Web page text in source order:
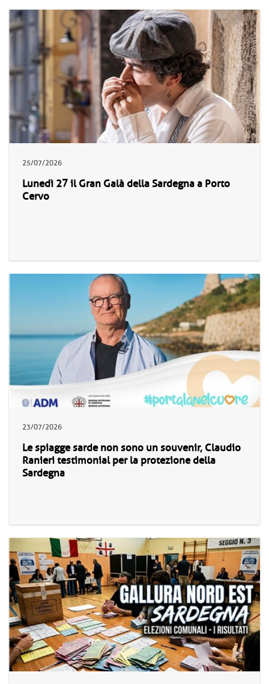
25/07/2026
Lunedì 27 il Gran Galà della Sardegna a Porto
Cervo
23/07/2026
Le spiagge sarde non sono un souvenir, Claudio
Ranieri testimonial per la protezione della
Sardegna